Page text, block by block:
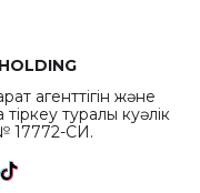
агенттігін және
туралы куәлік
17772-СИ.